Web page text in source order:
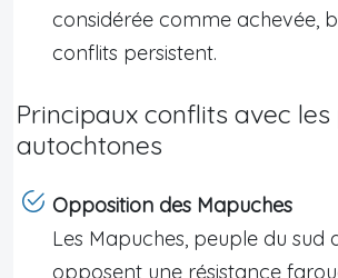
considérée comme achevée,
conflits persistent.
Principaux conflits avec les
autochtones
Opposition des Mapuches
Les Mapuches, peuple du sud
opposent une résistance